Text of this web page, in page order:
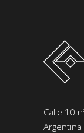
Calle 10
Argentina